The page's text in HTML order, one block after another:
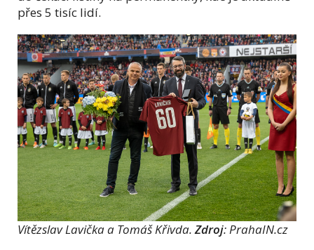
přes 5 tisíc lidí.
Vítězslav Lavička a Tomáš Křivda.Zdroj: PrahaIN.cz